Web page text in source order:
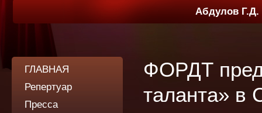
Абдулов Г.Д.
ФОРДТ
таланта» в
ГЛАВНАЯ
Репертуар
Пресса